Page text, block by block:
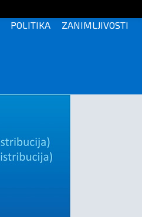
POLITIKA ZANIMLJIVOSTI